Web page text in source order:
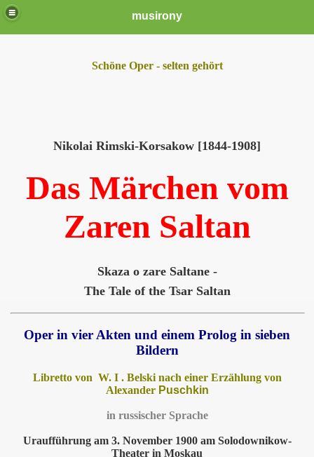
musirony
Schöne Oper - selten gehört
Nikolai Rimski-Korsakow [1844-1908]
Das Märchen vom
Zaren Saltan
Skaza o zare Saltane -
The Tale of the Tsar Saltan
Oper in vier Akten und einem Prolog in sieben
Bildern
Libretto von W. I . Belski nach einer Erzählung von
Alexander Puschkin
in russischer Sprache
Uraufführung am 3. November 1900 am Solodownikow-
Theater in Moskau